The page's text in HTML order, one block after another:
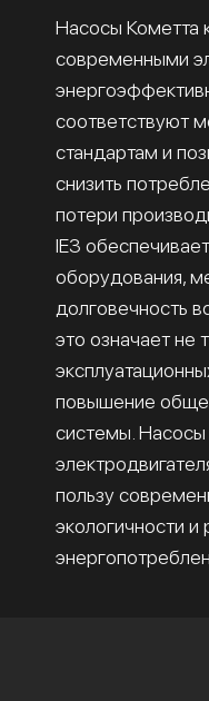
Насосы Кометта
современными
соответствуют
стандартам и
снизить
потери
IE3
оборудования,
долговечность
это означает не
повышение
системы. Насосы
пользу
экологичности и